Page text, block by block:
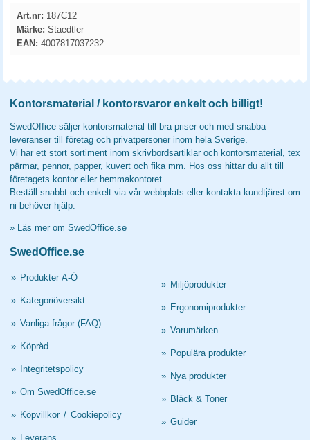
Art.nr: 187C12
Märke: Staedtler
EAN: 4007817037232
Kontorsmaterial / kontorsvaror enkelt och billigt!
SwedOffice säljer kontorsmaterial till bra priser och med snabba
leveranser till företag och privatpersoner inom hela Sverige.
Vi har ett stort sortiment inom skrivbordsartiklar och kontorsmaterial, tex
pärmar, pennor, papper, kuvert och fika mm. Hos oss hittar du allt till
företagets kontor eller hemmakontoret.
Beställ snabbt och enkelt via vår webbplats eller kontakta kundtjänst om
ni behöver hjälp.
» Läs mer om SwedOffice.se
SwedOffice.se
» Produkter A-Ö
» Kategoriöversikt
» Vanliga frågor (FAQ)
» Köpråd
» Integritetspolicy
» Om SwedOffice.se
» Köpvillkor / Cookiepolicy
» Leverans
» Miljöprodukter
» Ergonomiprodukter
» Varumärken
» Populära produkter
» Nya produkter
» Bläck & Toner
» Guider